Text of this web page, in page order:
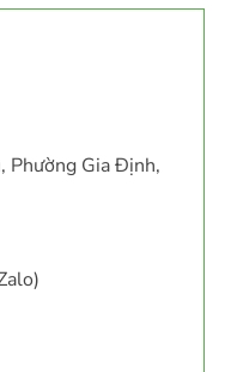
Phường Gia Định,